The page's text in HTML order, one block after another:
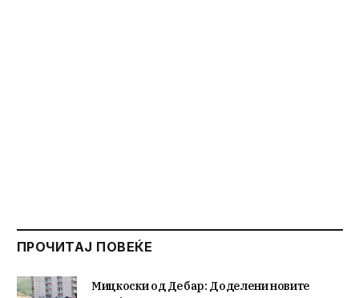
ПРОЧИТАЈ ПОВЕЌЕ
Мицкоски од Дебар: Доделени новите